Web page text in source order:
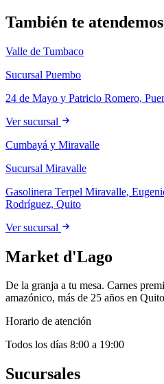
+
También te
Valle de Tumbaco
Sucursal Puembo
24 de Mayo y Patricio Romero,
Ver sucursal
Cumbayá y Miravalle
Sucursal Miravalle
Gasolinera Terpel Miravalle,
Rodríguez, Quito
Ver sucursal
Market d'Lago
De la granja a tu mesa. Carnes
amazónico, más de 25 años en
Horario de atención
Todos los días 8:00 a 19:00
Sucursales